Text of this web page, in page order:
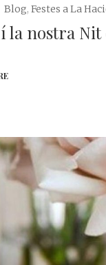
Blog, Festes a La
la nostra Nit